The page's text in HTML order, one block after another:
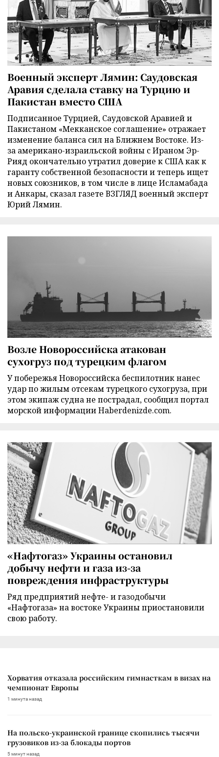
Военный эксперт Лямин: Саудовская
Аравия сделала ставку на Турцию и
Пакистан вместо США
Подписанное Турцией, Саудовской Аравией и
Пакистаном «Мекканское соглашение» отражает
изменение баланса сил на Ближнем Востоке. Из-
за американо-израильской войны с Ираном Эр-
Рияд окончательно утратил доверие к США как к
гаранту собственной безопасности и теперь ищет
новых союзников, в том числе в лице Исламабада
и Анкары, сказал газете ВЗГЛЯД военный эксперт
Юрий Лямин.
Возле Новороссийска атакован
сухогруз под турецким флагом
У побережья Новороссийска беспилотник нанес
удар по жилым отсекам турецкого сухогруза, при
этом экипаж судна не пострадал, сообщил портал
морской информации Haberdenizde.com.
«Нафтогаз» Украины остановил
добычу нефти и газа из-за
повреждения инфраструктуры
Ряд предприятий нефте- и газодобычи
«Нафтогаза» на востоке Украины приостановили
свою работу.
Хорватия отказала российским гимнасткам в визах на
чемпионат Европы
1 минута назад
На польско-украинской границе скопились тысячи
грузовиков из-за блокады портов
5 минут назад